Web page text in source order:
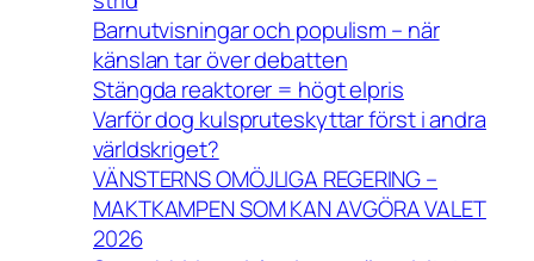
Barnutvisningar och populism – när
känslan tar över debatten
Stängda reaktorer = högt elpris
Varför dog kulspruteskyttar först i andra
världskriget?
VÄNSTERNS OMÖJLIGA REGERING –
MAKTKAMPEN SOM KAN AVGÖRA VALET
2026